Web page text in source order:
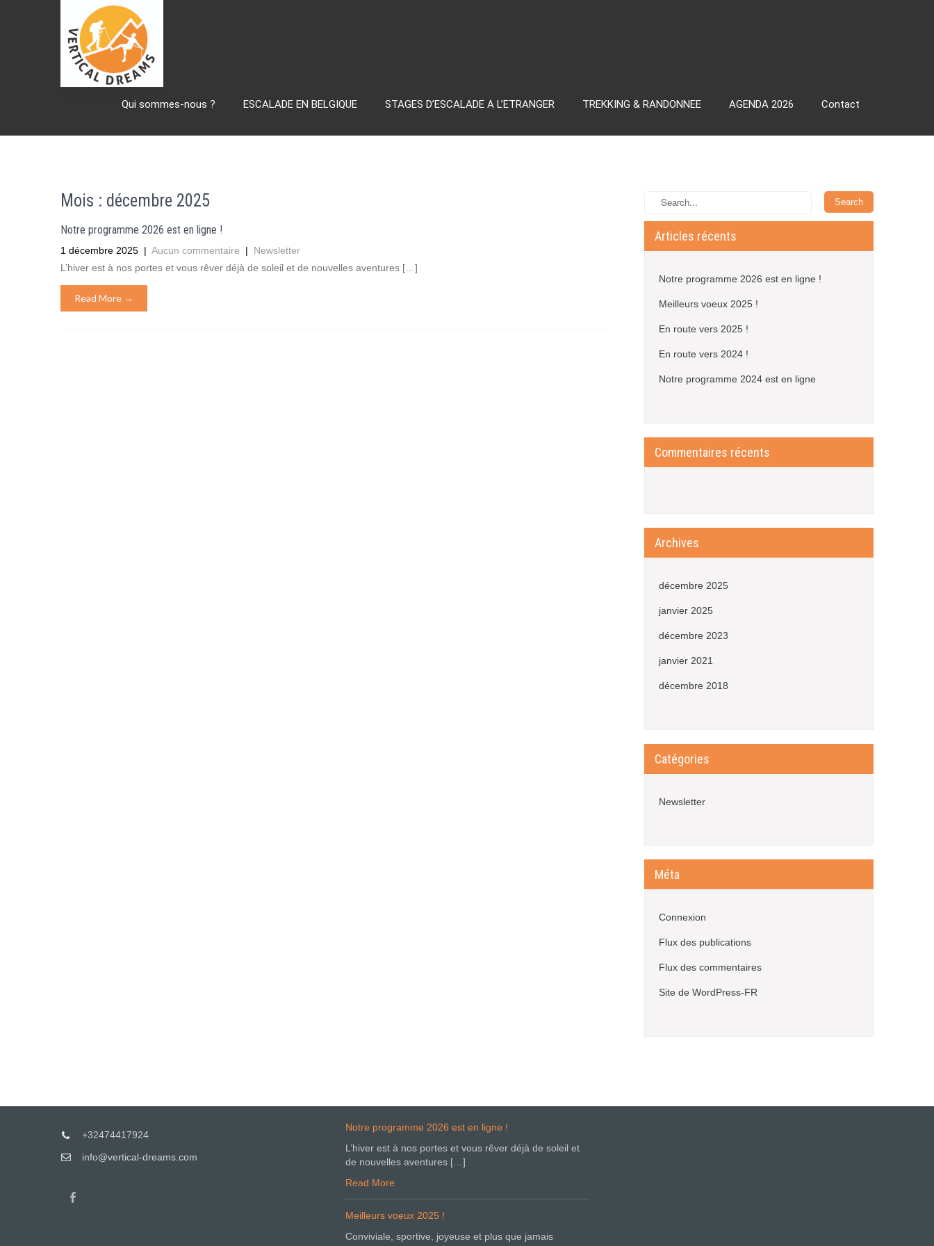
Qui sommes-nous ? ESCALADE EN BELGIQUE STAGES D’ESCALADE A L’ETRANGER TREKKING & RANDONNEE AGENDA 2026 Contact
Mois : décembre 2025
Notre programme 2026 est en ligne !
1 décembre 2025 | Aucun commentaire | Newsletter
L’hiver est à nos portes et vous rêver déjà de soleil et de nouvelles aventures […]
Read More →
Articles récents
Notre programme 2026 est en ligne !
Meilleurs voeux 2025 !
En route vers 2025 !
En route vers 2024 !
Notre programme 2024 est en ligne
Commentaires récents
Archives
décembre 2025
janvier 2025
décembre 2023
janvier 2021
décembre 2018
Catégories
Newsletter
Méta
Connexion
Flux des publications
Flux des commentaires
Site de WordPress-FR
+32474417924
info@vertical-dreams.com
Notre programme 2026 est en ligne !
L’hiver est à nos portes et vous rêver déjà de soleil et
de nouvelles aventures […]
Read More
Meilleurs voeux 2025 !
Conviviale, sportive, joyeuse et plus que jamais